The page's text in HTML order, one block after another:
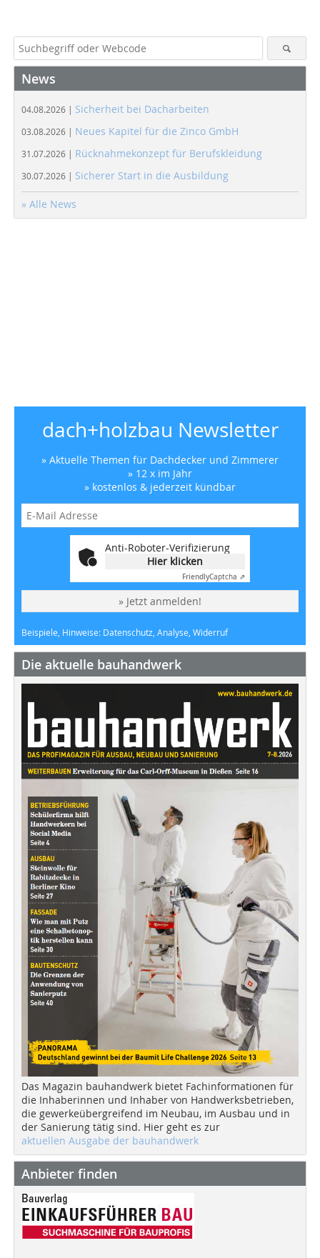
News
04.08.2026 | Sicherheit bei Dacharbeiten
03.08.2026 | Neues Kapitel für die Zinco GmbH
31.07.2026 | Rücknahmekonzept für Berufskleidung
30.07.2026 | Sicherer Start in die Ausbildung
» Alle News
dach+holzbau Newsletter
» Aktuelle Themen für Dachdecker und Zimmerer
» 12 x im Jahr
» kostenlos & jederzeit kündbar
Anti-Roboter-Verifizierung
Hier klicken
FriendlyCaptcha ⇗
» Jetzt anmelden!
Beispiele, Hinweise: Datenschutz, Analyse, Widerruf
Die aktuelle bauhandwerk
Das Magazin bauhandwerk bietet Fachinformationen für
die Inhaberinnen und Inhaber von Handwerksbetrieben,
die gewerkeübergreifend im Neubau, im Ausbau und in
der Sanierung tätig sind. Hier geht es zur
aktuellen Ausgabe der bauhandwerk
Anbieter finden